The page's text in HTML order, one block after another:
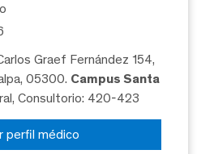
Graef Fernández 154,
05300. Campus Santa
Consultorio: 420-423
perfil médico